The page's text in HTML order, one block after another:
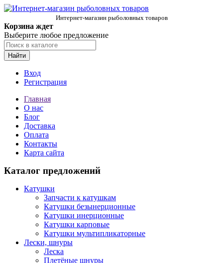
Интернет-магазин рыболовных товаров
Корзина ждет
Выберите любое предложение
Найти
Вход
Регистрация
Главная
О нас
Блог
Доставка
Оплата
Контакты
Карта сайта
Каталог предложений
Катушки
Запчасти к катушкам
Катушки безынерционные
Катушки инерционные
Катушки карповые
Катушки мультипликаторные
Лески, шнуры
Леска
Плетёные шнуры